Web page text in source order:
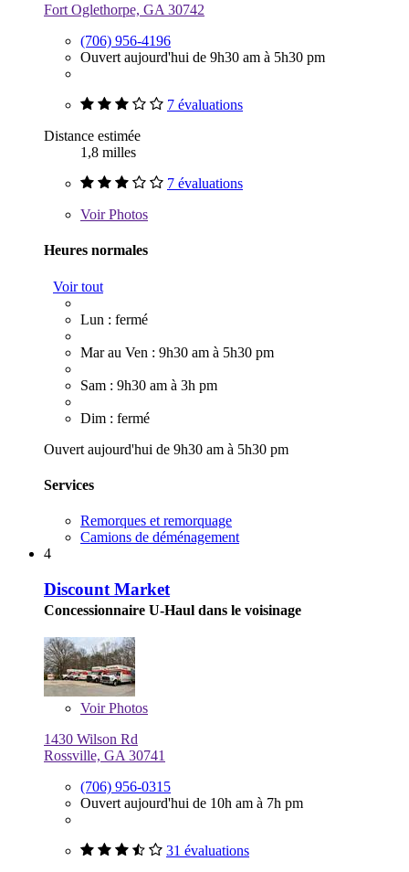
Fort Oglethorpe, GA 30742
(706) 956-4196
Ouvert aujourd'hui de 9h30 am à 5h30 pm
7 évaluations
Distance estimée
1,8 milles
7 évaluations
VoirPhotos
Heures normales
Voir tout
Lun : fermé
Mar au Ven : 9h30 am à 5h30 pm
Sam : 9h30 am à 3h pm
Dim : fermé
Ouvert aujourd'hui de 9h30 am à 5h30 pm
Services
Remorques et remorquage
Camions de déménagement
4
Discount Market
Concessionnaire U-Haul dans le voisinage
VoirPhotos
1430 Wilson Rd
Rossville, GA 30741
(706) 956-0315
Ouvert aujourd'hui de 10h am à 7h pm
31 évaluations